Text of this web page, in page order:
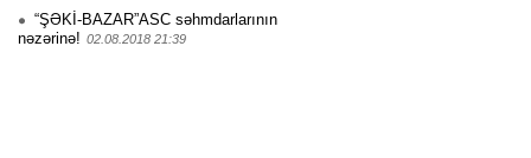
“ŞƏKİ-BAZAR”ASC səhmdarlarının
nəzərinə! 02.08.2018 21:39